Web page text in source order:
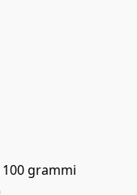
grammi